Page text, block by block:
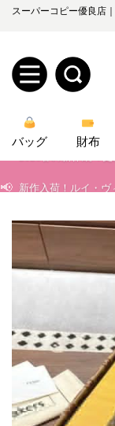
スーパーコピー優良店
規
ロ
オ
ダ
ー
管
知
ら
せ
2026人気特集
バッグ
財布
時計
服
ズボン
衣装セット
靴
住まい用品
アクセサリー
ベルト
スカーフ
アイフォーンケ
ース
小物
バッグ 財布
2026春の新作続々
2026春の新作続々
📢 新作入荷！ルイ・